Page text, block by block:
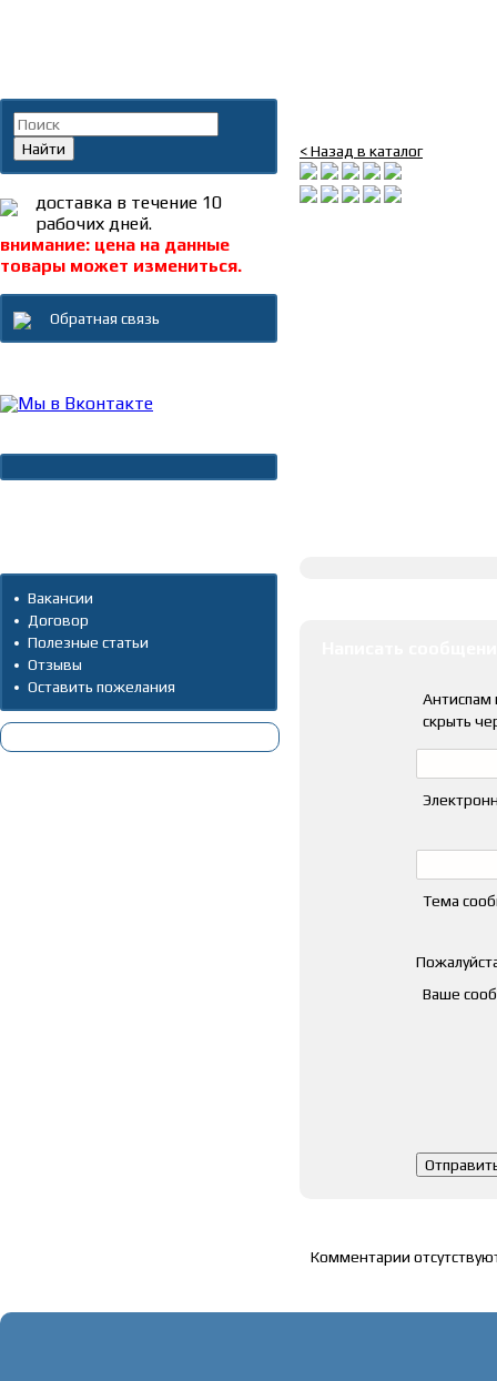
< Назад в каталог
Антиспам
скрыть
Тема
Ваше
Комментарии
Найти
доставка в течение 10
рабочих дней.
внимание: цена на данные
товары может измениться.
Обратная связь
Вакансии
Договор
Полезные статьи
Отзывы
Оставить пожелания